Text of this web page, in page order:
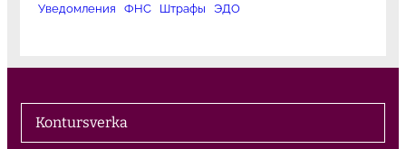
Уведомления
ФНС Штрафы ЭДО
Kontursverka